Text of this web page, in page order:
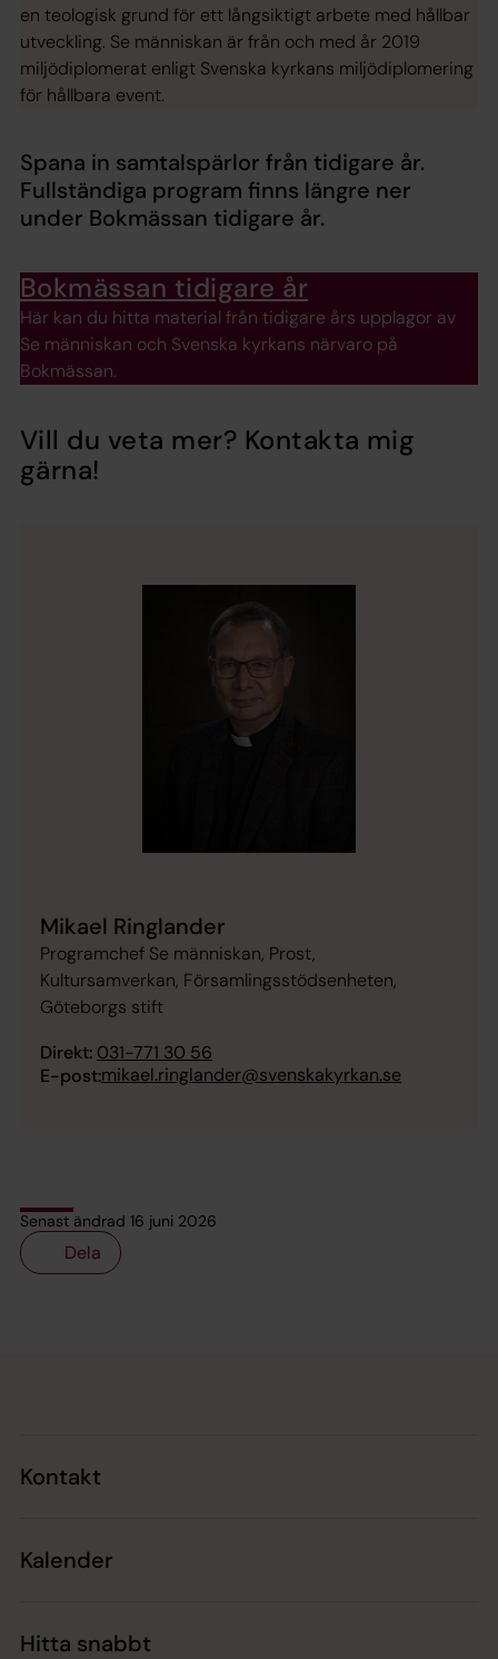
en teologisk grund för ett långsiktigt arbete med hållbar
utveckling. Se människan är från och med år 2019
miljödiplomerat enligt Svenska kyrkans miljödiplomering
för hållbara event.
Spana in samtalspärlor från tidigare år.
Fullständiga program finns längre ner
under Bokmässan tidigare år.
Bokmässan tidigare år
Här kan du hitta material från tidigare års upplagor av
Se människan och Svenska kyrkans närvaro på
Bokmässan.
Vill du veta mer? Kontakta mig
gärna!
Mikael Ringlander
Programchef Se människan, Prost,
Kultursamverkan, Församlingsstödsenheten,
Göteborgs stift
Direkt: 031-771 30 56
E-post:mikael.ringlander@svenskakyrkan.se
Senast ändrad 16 juni 2026
Dela
Kontakt
Kalender
Hitta snabbt